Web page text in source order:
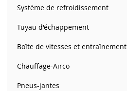
Système de refroidissement
Tuyau d'échappement
Boîte de vitesses et entraînement
Chauffage-Airco
Pneus-jantes